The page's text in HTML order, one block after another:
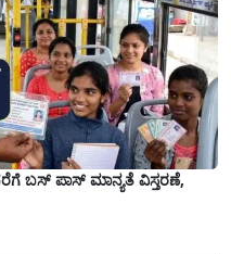
ಬಸ್ ಪಾಸ್ ಮಾನ್ಯತೆ ವಿಸ್ತರಣೆ,